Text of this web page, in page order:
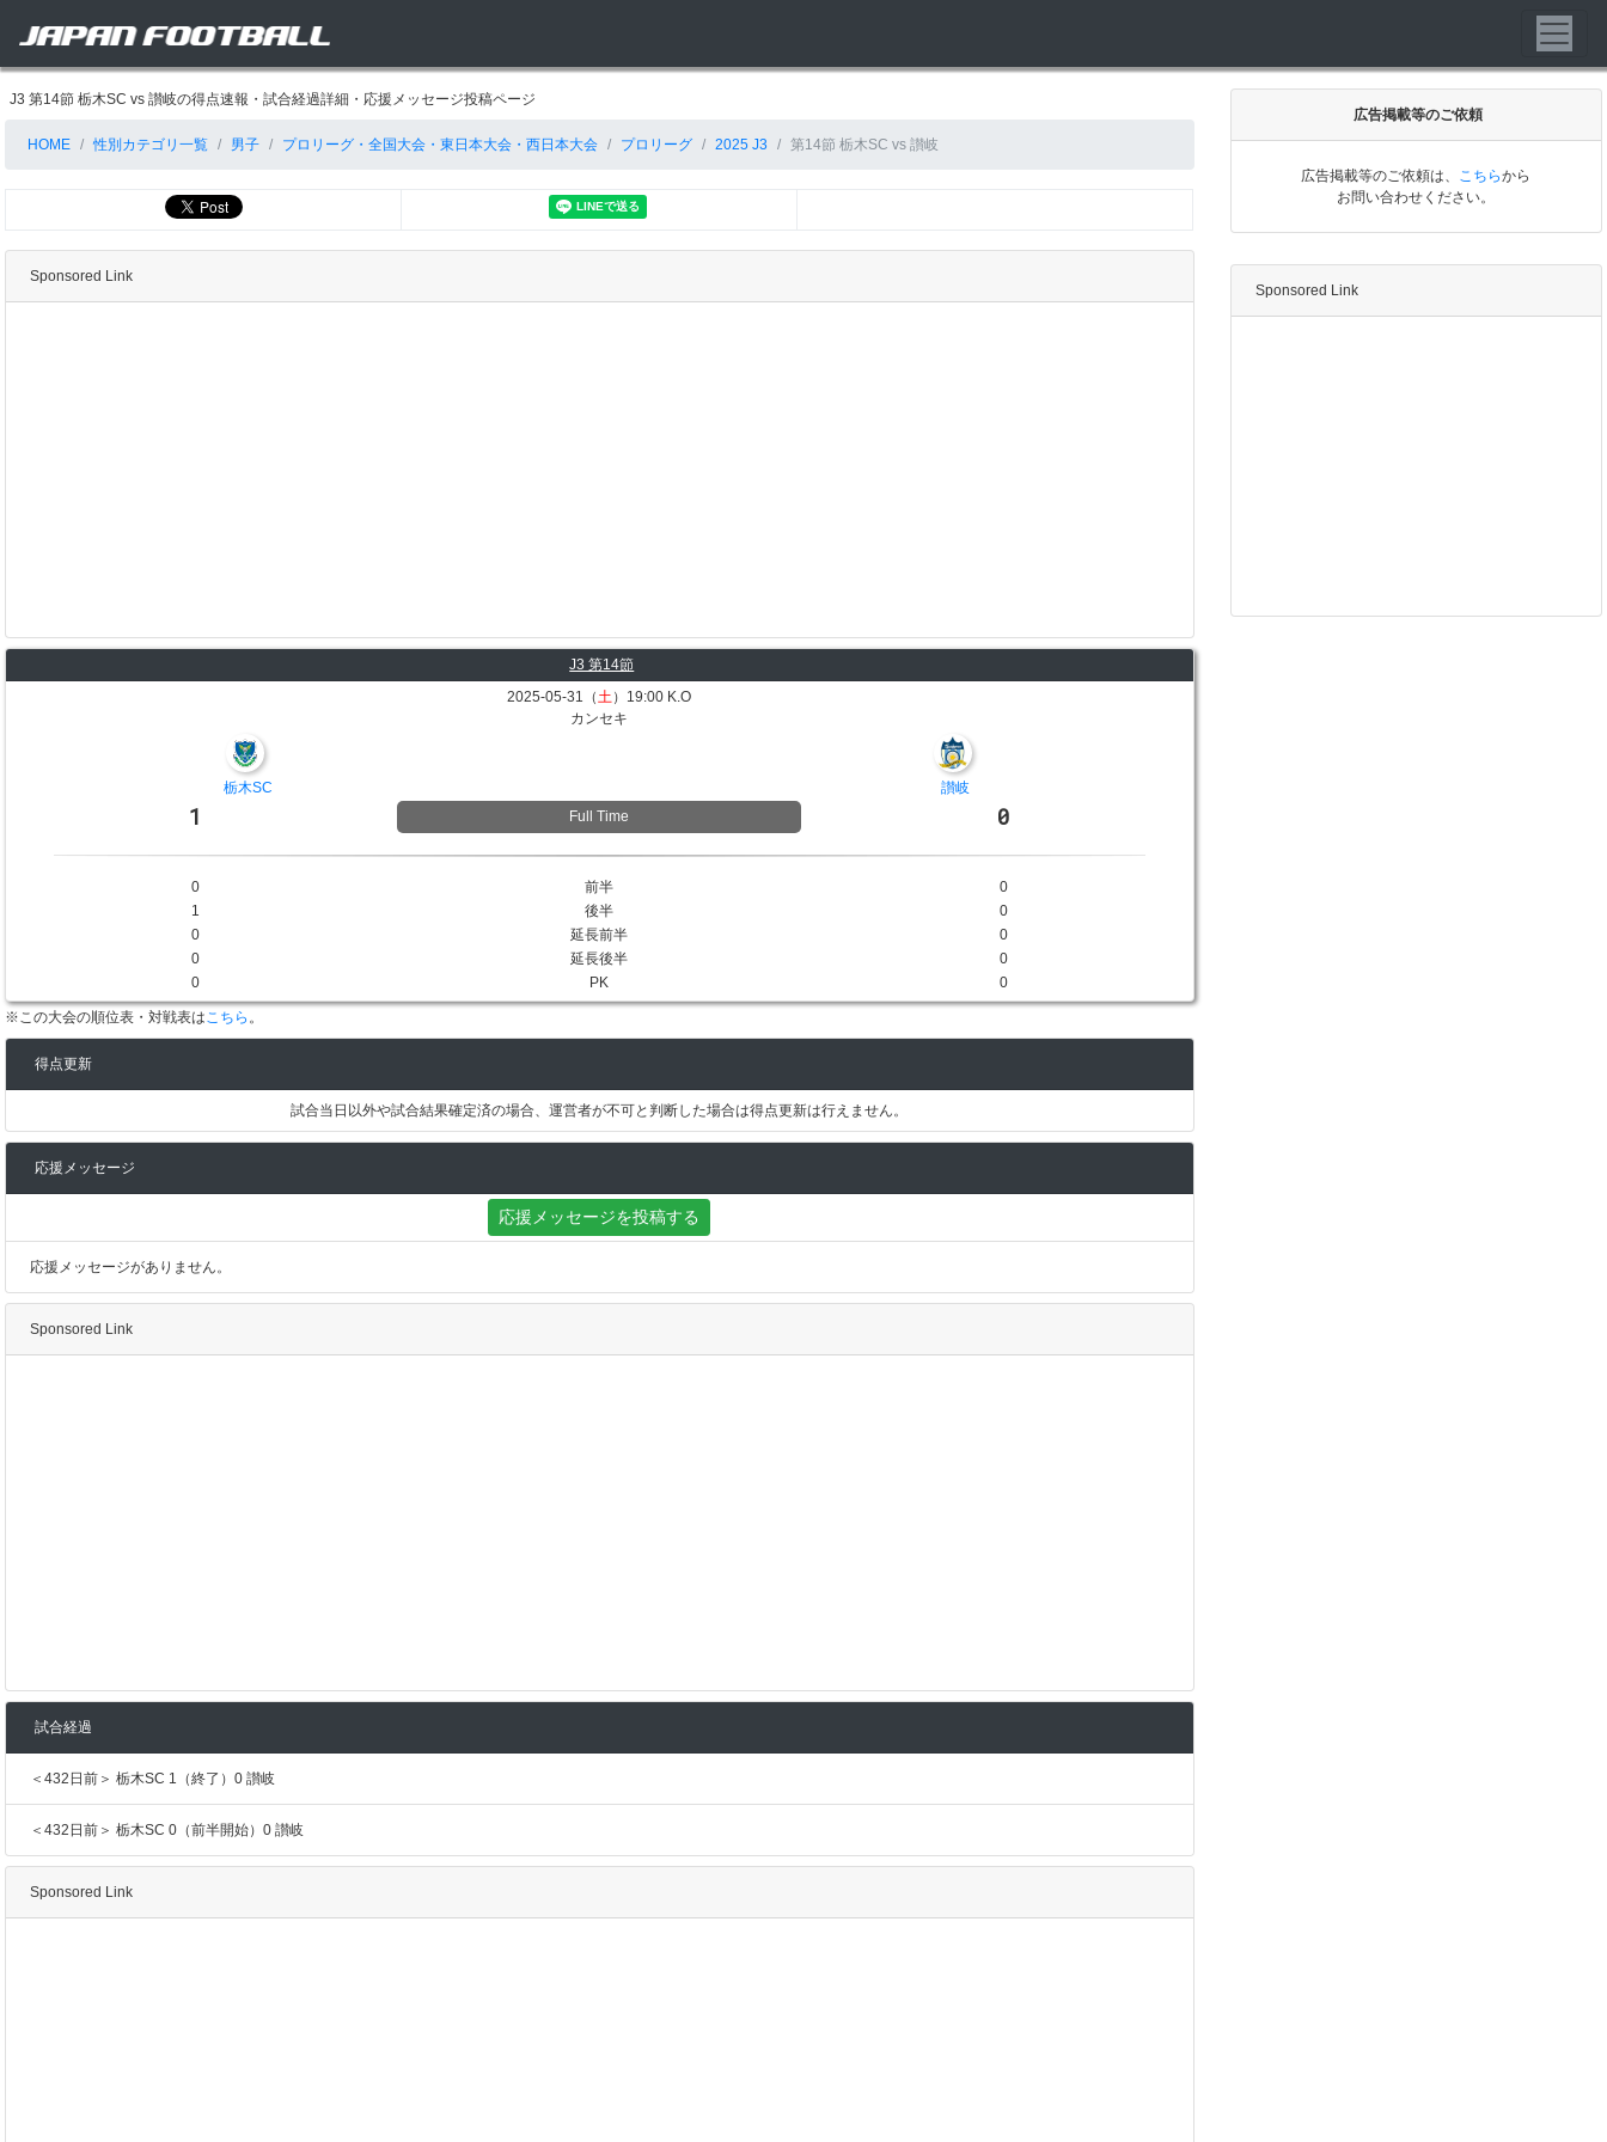
J3 第14節 栃木SC vs 讃岐の得点速報・試合経過詳細・応援メッセージ投稿ページ
HOME 性別カテゴリ一覧 男子 プロリーグ・全国大会・東日本大会・西日本大会 プロリーグ 2025 J3 第14節 栃木SC vs 讃岐
Sponsored Link
J3 第14節
2025-05-31（土）19:00 K.O
カンセキ
栃木SC 讃岐
1 Full Time 0
0 前半
0
1
後半
0
0
延長前半
0
0
延長後半
0
0
PK 0
※この大会の順位表・対戦表はこちら 。
得点更新
試合当日以外や試合結果確定済の場合、運営者が不可と判断した場合は得点更新は行えません。
応援メッセージ
応援メッセージを投稿する
応援メッセージがありません。
Sponsored Link
試合経過
＜432日前＞ 栃木SC 1（終了）0 讃岐
＜432日前＞ 栃木SC 0（前半開始）0 讃岐
Sponsored Link
広告掲載等のご依頼
広告掲載等のご依頼は、 こちらから
お問い合わせください。
Sponsored Link